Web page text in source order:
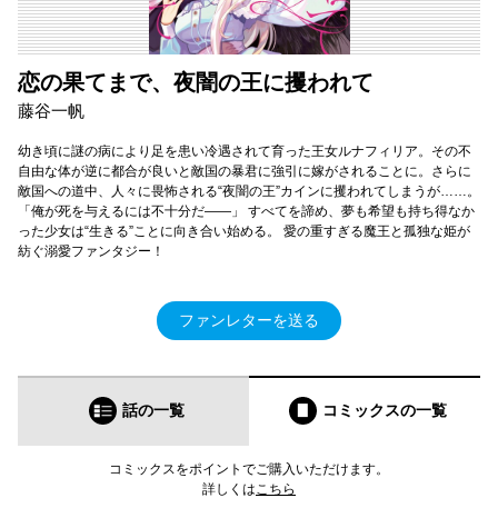
恋の果てまで、夜闇の王に攫われて
藤谷一帆
幼き頃に謎の病により足を患い冷遇されて育った王女ルナフィリア。その不
自由な体が逆に都合が良いと敵国の暴君に強引に嫁がされることに。さらに
敵国への道中、人々に畏怖される“夜闇の王”カインに攫われてしまうが……。
「俺が死を与えるには不十分だ――」 すべてを諦め、夢も希望も持ち得なか
った少女は“生きる”ことに向き合い始める。 愛の重すぎる魔王と孤独な姫が
紡ぐ溺愛ファンタジー！
ファンレターを送る
話の一覧 コミックスの一覧
コミックスをポイントでご購入いただけます。
詳しくはこちら